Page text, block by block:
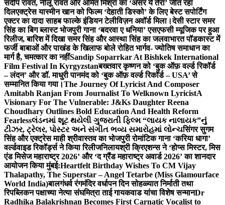
संदीप रावत, नीलू रावत और अमित मिश्रा का ‘असर ये तेरा’ जीत रहा
दिलएक्ट्रेस यास्मीन खान को फिल्म ‘देहाती डिस्को’ के लिए बेस्ट सपोर्टिंग
एक्टर का दादा साहब फाल्के इंडियन टेलीविज़न अवॉर्ड मिला।देसी स्टार समर
सिंह का बिग ब्लास्ट भोजपुरी गाना ‘बदरवा ए धनिया’ एसएफसी म्यूजिक पर हुआ
रिलीज, बारिश में दिखा समर सिंह और आस्था सिंह का जलवाभारत पॉडकास्ट में
फर्जी बाबाओं और पाखंड के खिलाफ बोले रोहित भार्गव- ज्योतिष समाधान का
मार्ग है, चमत्कार का नहींSandip Soparrkar At Bishkek International
Film Festival In Kyrgyzstanबख्तवार कृष्णन को ‘बुक ऑफ़ वर्ल्ड रिकॉर्ड
– लंदन’ और डॉ. माधुरी पानमंद को ‘बुक ऑफ़ वर्ल्ड रिकॉर्ड – USA’ से
सम्मानित किया गया।The Journey Of Lyricist And Composer
Amitabh Ranjan From Journalist To Welknown LyricistA
Visionary For The Vulnerable: J&Ks Daughter Reena
Choudhary Outlines Bold Education And Health Reform
Fearlessલંડનમાં શૂટ થયેલી ગુજરાતી ફિલ્મ “લાયક નાલાયક”નું
ટીઝર, ટ્રેલર, પોસ્ટર અને સંગીત ભવ્ય સમારોહમાં લોન્ચसिंगर सुगम
सिंह और एक्ट्रेस माही श्रीवास्तव का भोजपुरी रोमांटिक गाना ‘करिया धागा’
वर्ल्डवाइड रिकॉर्ड्स ने किया रिलीजनिलायश्री क्रिएशन्स ने ‘होप्स मिस्टर, मिस
एंड मिसेज महाराष्ट्र 2026’ और ‘द ग्रैंड महाराष्ट्र अवार्ड 2026’ का शानदार
आयोजन किया मुंबई:Heartfelt Birthday Wishes To CM Vijay
Thalapathy, The Superstar – Angel Tetarbe (Miss Glamourface
World India)बालगंधर्व रंगमंदिर वर्धापन दिन सोहळ्यात निर्माती तथा
रिपब्लिकन पक्षाच्या नेत्या संघमित्रा ताई गायकवाड यांचा विशेष सन्मानDr
Radhika Balakrishnan Becomes First Carnatic Vocalist to